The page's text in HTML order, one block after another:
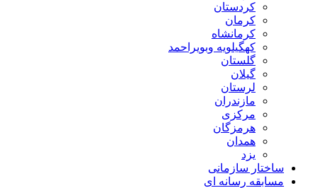
کردستان
کرمان
کرمانشاه
کهگیلویه وبویراحمد
گلستان
گیلان
لرستان
مازندران
مرکزی
هرمزگان
همدان
یزد
ساختار سازمانی
مسابقه رسانه ای